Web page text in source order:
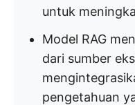
untuk
Model RAG
dari sumber
pengetahuan